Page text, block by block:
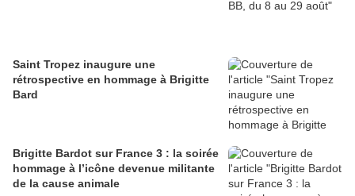
Saint Tropez inaugure une
rétrospective en hommage à Brigitte
Bard
Brigitte Bardot sur France 3 : la soirée
hommage à l’icône devenue militante
de la cause animale